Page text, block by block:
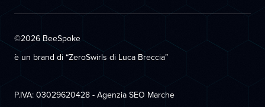
©2026 BeeSpoke
è un brand di “ZeroSwirls di Luca Breccia”
P.IVA: 03029620428 - Agenzia SEO Marche